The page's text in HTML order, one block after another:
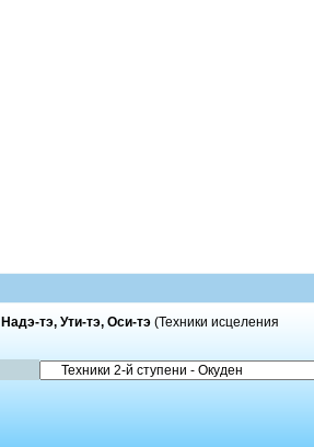
Надэ-тэ, Ути-тэ, Оси-тэ (Техники исцеления